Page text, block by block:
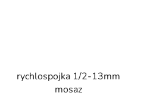
rychlospojka 1/2-13mm
mosaz